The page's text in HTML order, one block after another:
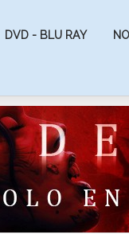
DVD - BLU RAY